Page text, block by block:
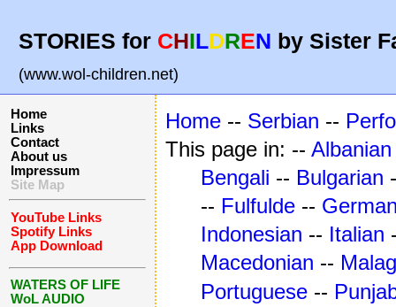
STORIES for CHILDREN by Sister
(www.wol-children.net)
Home
Links
Contact
About us
Impressum
Site Map
YouTube Links
Spotify Links
App Download
WATERS OF LIFE
WoL AUDIO
Home -- Serbian --
This page in: -- Albanian
Bengali -- Bulgarian
-- Fulfulde --
Indonesian -- Italian
Macedonian --
Portuguese --